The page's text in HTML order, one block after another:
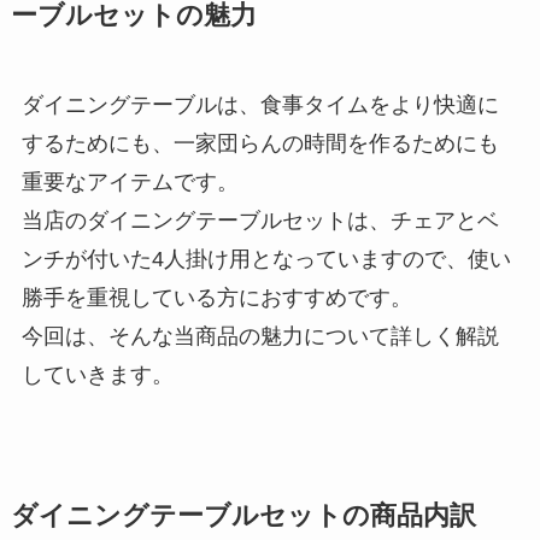
ーブルセットの魅力
ダイニングテーブルは、食事タイムをより快適に
するためにも、一家団らんの時間を作るためにも
重要なアイテムです。
当店のダイニングテーブルセットは、チェアとベ
ンチが付いた4人掛け用となっていますので、使い
勝手を重視している方におすすめです。
今回は、そんな当商品の魅力について詳しく解説
していきます。
ダイニングテーブルセットの商品内訳